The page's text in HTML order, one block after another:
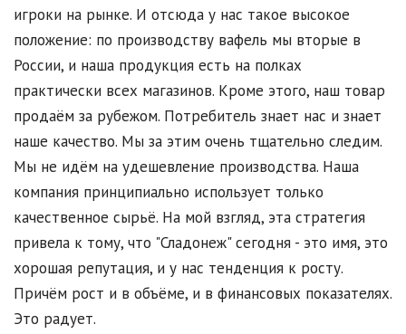
игроки на рынке. И отсюда у нас такое высокое
положение: по производству вафель мы вторые в
России, и наша продукция есть на полках
практически всех магазинов. Кроме этого, наш товар
продаём за рубежом. Потребитель знает нас и знает
наше качество. Мы за этим очень тщательно следим.
Мы не идём на удешевление производства. Наша
компания принципиально использует только
качественное сырьё. На мой взгляд, эта стратегия
привела к тому, что "Сладонеж" сегодня - это имя, это
хорошая репутация, и у нас тенденция к росту.
Причём рост и в объёме, и в финансовых показателях.
Это радует.